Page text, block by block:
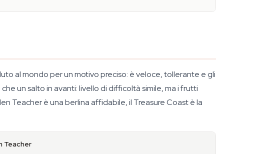
al mondo per un motivo preciso: è veloce, tollerante e gli
un salto in avanti: livello di difficoltà simile, ma i frutti
Teacher è una berlina affidabile, il Treasure Coast è la
Teacher